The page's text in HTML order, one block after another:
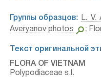
Группы образцов: L. V.
Averyanov photos
;
Текст оригинальной
FLORA OF VIETNAM
Polypodiaceae s.l.